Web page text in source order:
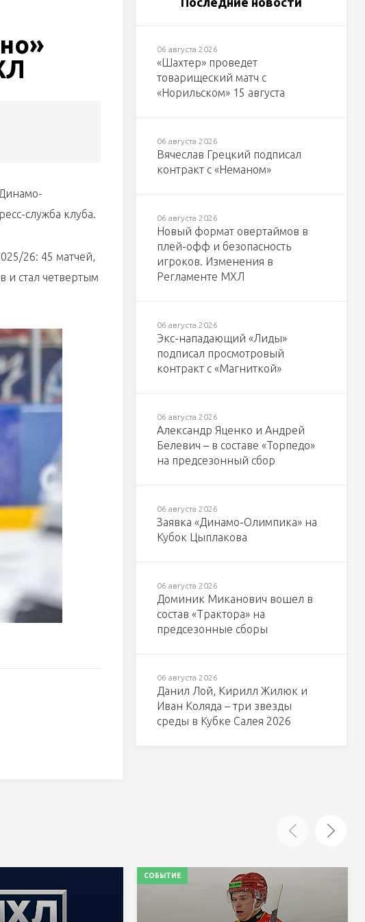
служба клуба.
26: 45 матчей,
и стал четвертым
06 августа 2026
«Шахтер» проведет
товарищеский матч с
«Норильском» 15 августа
06 августа 2026
Вячеслав Грецкий подписал
контракт с «Неманом»
06 августа 2026
Новый формат овертаймов в
плей-офф и безопасность
игроков. Изменения в
Регламенте МХЛ
06 августа 2026
Экс-нападающий «Лиды»
подписал просмотровый
контракт с «Магниткой»
06 августа 2026
Александр Яценко и Андрей
Белевич – в составе «Торпедо»
на предсезонный сбор
06 августа 2026
Заявка «Динамо-Олимпика» на
Кубок Цыплакова
06 августа 2026
Доминик Миканович вошел в
состав «Трактора» на
предсезонные сборы
06 августа 2026
Данил Лой, Кирилл Жилюк и
Иван Коляда – три звезды
среды в Кубке Салея 2026
СОБЫТИЕ